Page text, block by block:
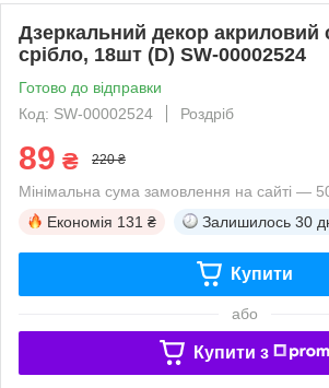
Дзеркальний декор акриловий
срібло, 18шт (D) SW-00002524
Готово до відправки
Код: SW-00002524
Роздріб
89 ₴ 220 ₴
Мінімальна сума замовлення на сайті —
Економія 131 ₴ Залишилось 30
Купити
або
Купити з